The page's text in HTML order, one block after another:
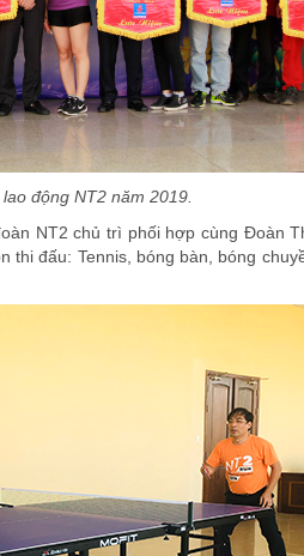
động NT2 năm 2019.
NT2 chủ trì phối hợp cùng Đoàn
đấu: Tennis, bóng bàn, bóng